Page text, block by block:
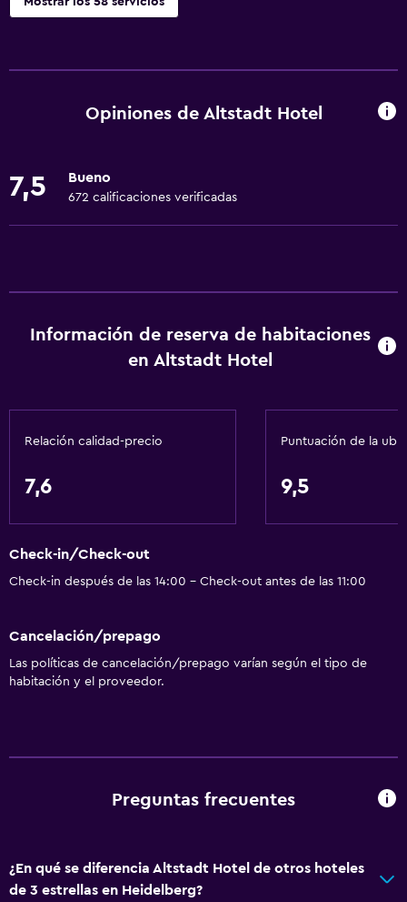
Wifi gratis
Extinguidor
Gel de ducha
General
Ventana
Habitaciones insonorizadas
Insonorización
Vista a la ciudad
Accesibilidad y adecuación
Para no fumadores
Opiniones de Altstadt Hotel
7,5 Bueno
672 calificaciones verificadas
Información de reserva de habitaciones
en Altstadt Hotel
Relación calidad-precio
7,6
Puntuación de la
9,5
Check-in/Check-out
Check-in después de las 14:00 - Check-out antes de las 11:00
Cancelación/prepago
Las políticas de cancelación/prepago varían según el tipo de
habitación y el proveedor.
Preguntas frecuentes
¿En qué se diferencia Altstadt Hotel de otros hoteles
de 3 estrellas en Heidelberg?